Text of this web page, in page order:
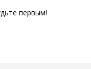
первым!